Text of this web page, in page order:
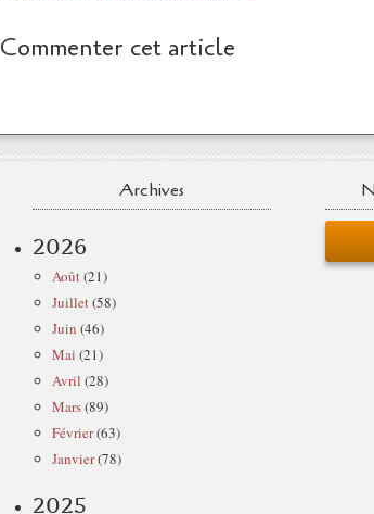
Commenter cet article
Archives
2026
Août(21)
Juillet(58)
Juin (46)
Mai (21)
Avril (28)
Mars(89)
Février(63)
Janvier(78)
2025